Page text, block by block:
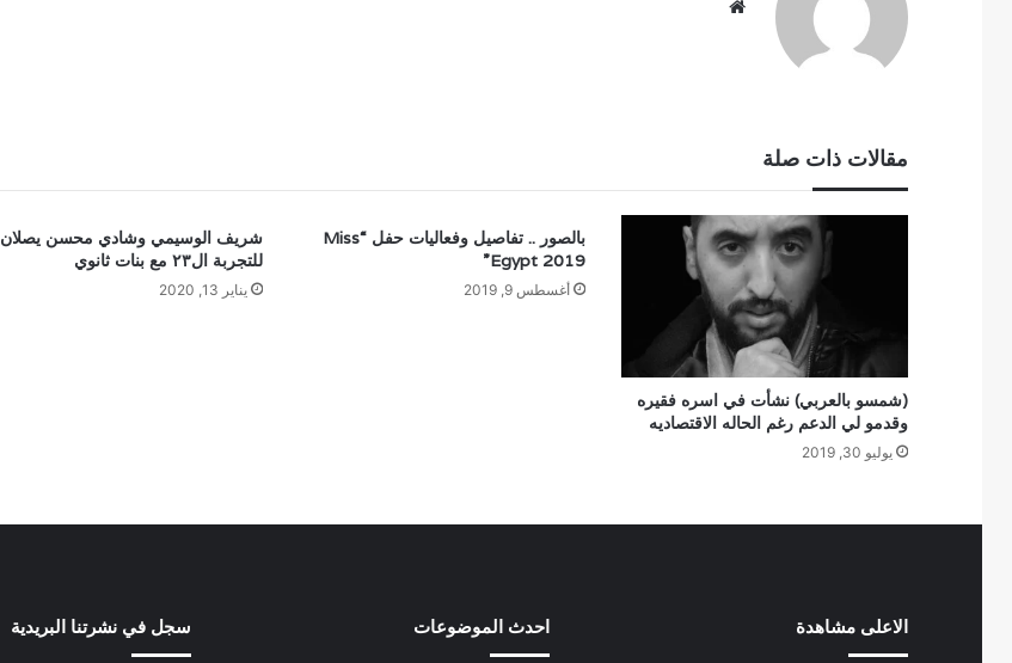
مقالات ذات صلة
(شمسو بالعربي) نشأت في اسره فقيره
وقدمو لي الدعم رغم الحاله الاقتصاديه
يوليو 30, 2019
بالصور .. تفاصيل وفعاليات حفل “Miss
Egypt 2019”
أغسطس 9, 2019
شريف الوسيمي وشادي محسن يصلان
للتجربة ال٢٣ مع بنات ثانوي
يناير 13, 2020
الاعلى مشاهدة احدث الموضوعات سجل في نشرتنا البريدية